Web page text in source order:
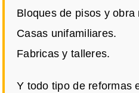
Bloques de pisos y obra
Casas unifamiliares.
Fabricas y talleres.
Y todo tipo de reformas